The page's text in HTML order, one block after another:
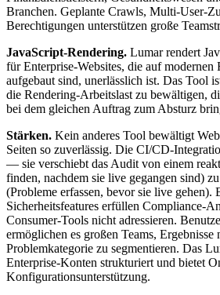
Branchen. Geplante Crawls, Multi-User-
Berechtigungen unterstützen große
JavaScript-Rendering. Lumar rendert
für Enterprise-Websites, die auf modernen
aufgebaut sind, unerlässlich ist. Das Tool
die Rendering-Arbeitslast zu bewältigen,
bei dem gleichen Auftrag zum Absturz
Stärken. Kein anderes Tool bewältigt
Seiten so zuverlässig. Die CI/CD-
— sie verschiebt das Audit von einem
finden, nachdem sie live gegangen sind)
(Probleme erfassen, bevor sie live gehen).
Sicherheitsfeatures erfüllen Compliance-
Consumer-Tools nicht adressieren.
ermöglichen es großen Teams, Ergebnisse
Problemkategorie zu segmentieren. Das
Enterprise-Konten strukturiert und bietet
Konfigurationsunterstützung.